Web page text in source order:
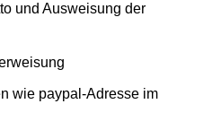
und Ausweisung der
wie paypal-Adresse im